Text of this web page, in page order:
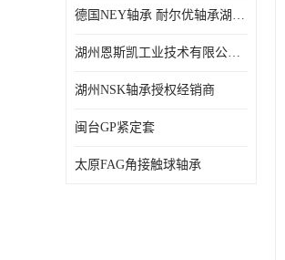
德国NEY轴承 耐尔优轴承湖州代理商
湖州恩斯凯工业技术有限公司NSK轴承*经销商
湖州NSK轴承授权经销商
闽台GP紧定套
太原FAG角接触球轴承